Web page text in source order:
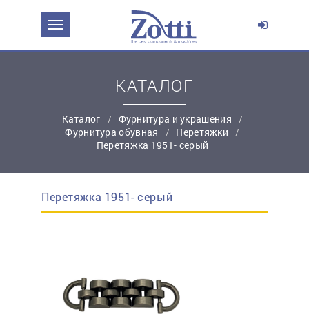
КАТАЛОГ
Каталог
Фурнитура и украшения
Фурнитура обувная
Перетяжки
Перетяжка 1951- серый
Перетяжка 1951- серый
ЗАДАТЬ ВОПРОС О ПРОДУКТЕ
Эл. почта:*
Контактный телефон:*